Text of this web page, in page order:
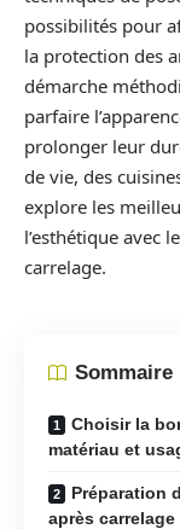
possibilités pour
la protection des
démarche
parfaire
prolonger leur
de vie, des
explore les
l’esthétique avec
carrelage.
Sommaire
Choisir la
matériau et
Préparation
après carrelage